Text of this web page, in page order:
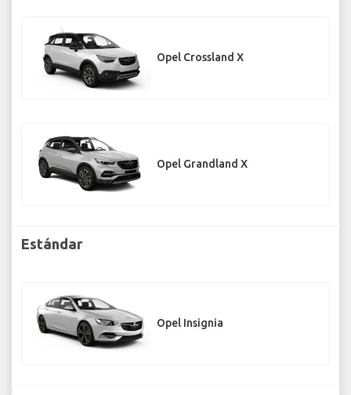
Opel Crossland X
Opel Grandland X
Estándar
Opel Insignia